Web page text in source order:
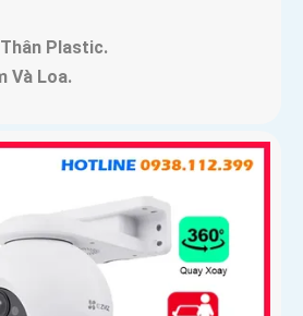
Thân Plastic.
Và Loa.